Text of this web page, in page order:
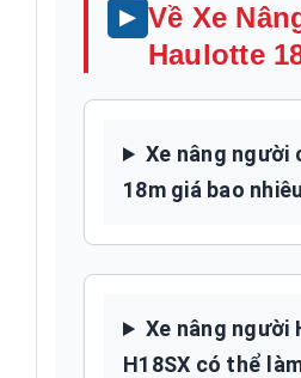
Về Xe
Haulotte
Xe nâng người
18m giá bao
Xe nâng người
H18SX có thể